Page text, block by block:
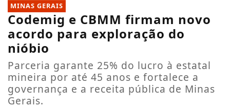
MINAS GERAIS
Codemig e CBMM firmam novo
acordo para exploração do
nióbio
Parceria garante 25% do lucro à estatal
mineira por até 45 anos e fortalece a
governança e a receita pública de Minas
Gerais.